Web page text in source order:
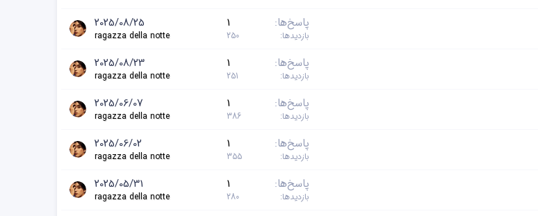
پاسخ‌ها 1
بازدیدها 250
2025/08/25
ragazza della notte
پاسخ‌ها 1
بازدیدها 251
2025/08/23
ragazza della notte
پاسخ‌ها 1
بازدیدها 386
2025/06/07
ragazza della notte
پاسخ‌ها 1
بازدیدها 355
2025/06/02
ragazza della notte
پاسخ‌ها 1
بازدیدها 280
2025/05/31
ragazza della notte